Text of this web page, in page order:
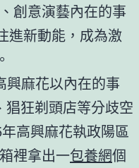
創意演藝內在的事
進新動能，成為激
興麻花以內在的事
狂剃頭店等分歧空
高興麻花執政陽區
裡拿出一包養網個